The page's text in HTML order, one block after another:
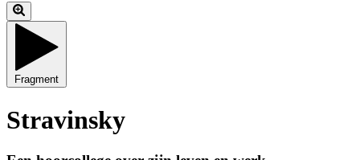
Fragment
Stravinsky